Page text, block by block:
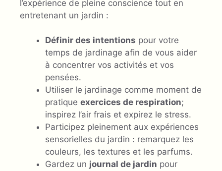
l’expérience de pleine conscience tout en
entretenant un jardin :
Définir des intentions pour votre
temps de jardinage afin de vous aider
à concentrer vos activités et vos
pensées.
Utiliser le jardinage comme moment de
pratique exercices de respiration;
inspirez l’air frais et expirez le stress.
Participez pleinement aux expériences
sensorielles du jardin : remarquez les
couleurs, les textures et les parfums.
Gardez un journal de jardin pour